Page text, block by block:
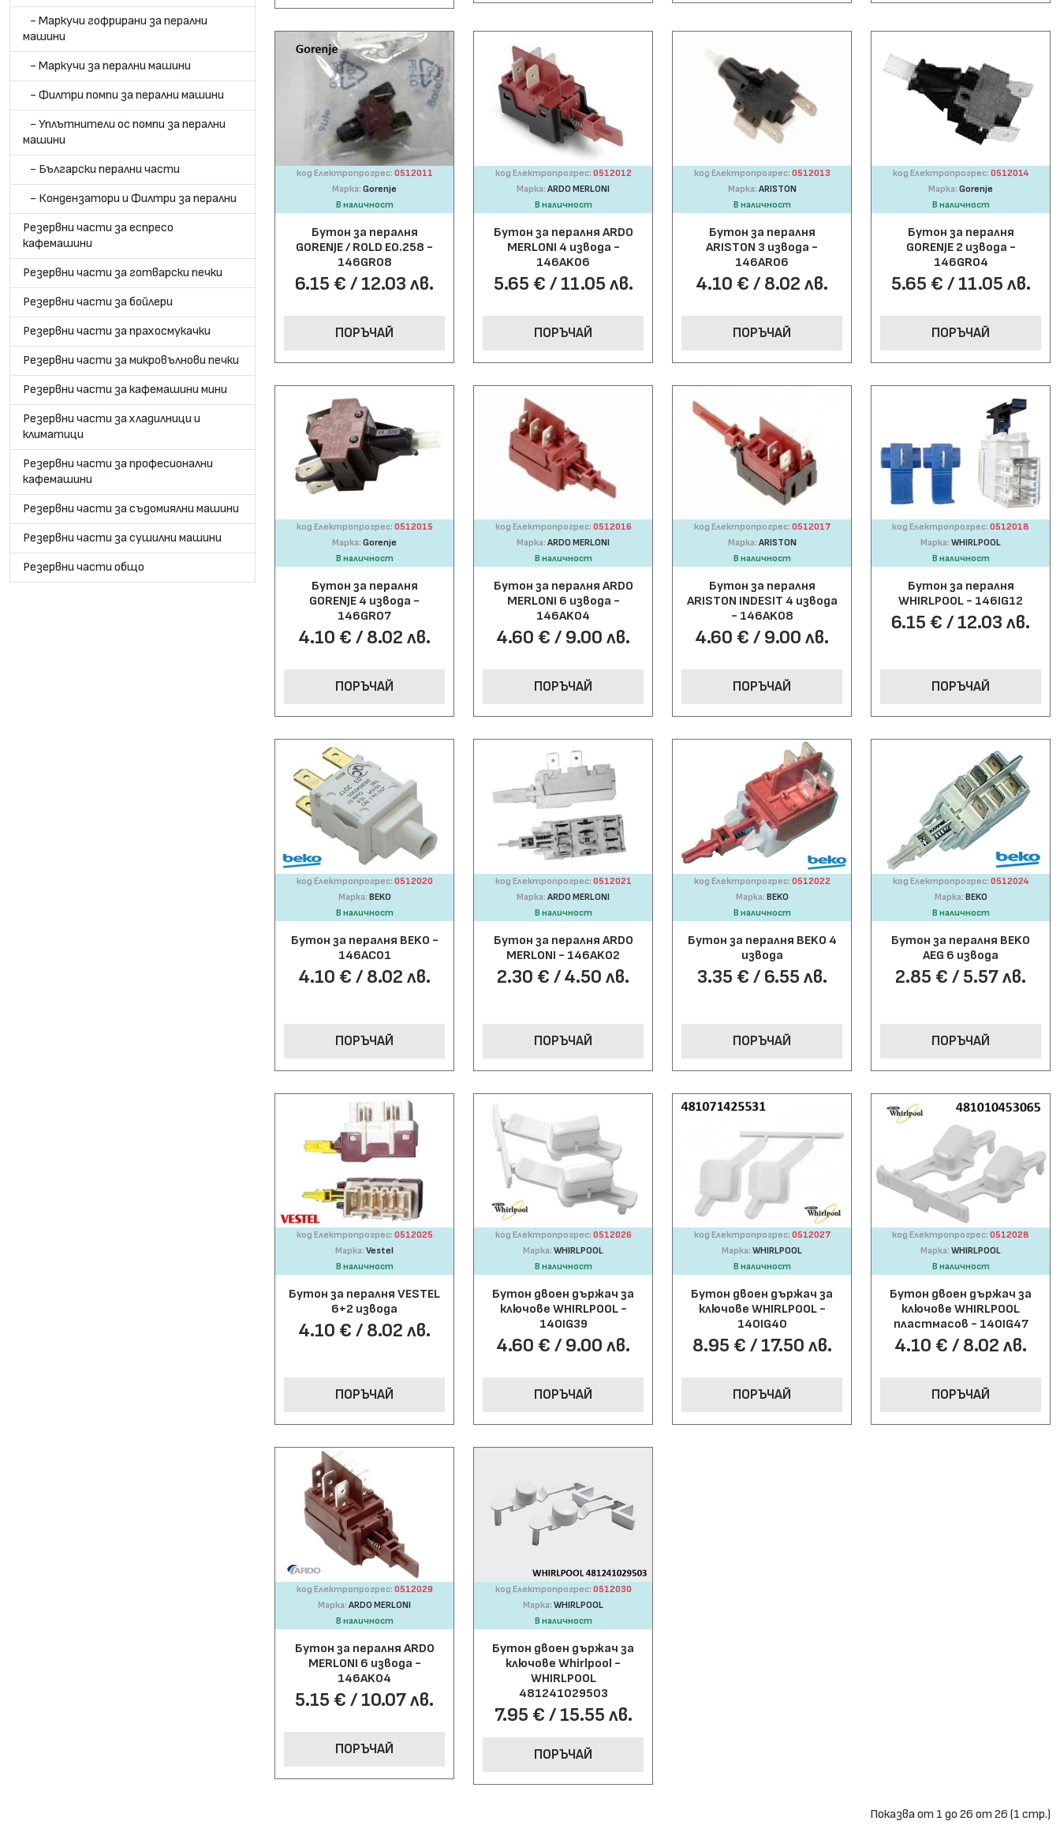
- Маркучи гофрирани за перални
машини
- Маркучи за перални машини
- Филтри помпи за перални машини
- Уплътнители ос помпи за перални
машини
- Български перални части
- Кондензатори и Филтри за перални
Резервни части за еспресо
кафемашини
Резервни части за готварски печки
Резервни части за бойлери
Резервни части за прахосмукачки
Резервни части за микровълнови печки
Резервни части за кафемашини мини
Резервни части за хладилници и
климатици
Резервни части за професионални
кафемашини
Резервни части за съдомиялни машини
Резервни части за сушилни машини
Резервни части общо
код Електропрогрес: 0512011
Марка: Gorenje
В наличност
Бутон за пералня
GORENJE / ROLD E0.258 -
146GR08
6.15 € / 12.03 лв.
ПОРЪЧАЙ
код Електропрогрес: 0512012
Марка: ARDO MERLONI
В наличност
Бутон за пералня ARDO
MERLONI 4 извода -
146AK06
5.65 € / 11.05 лв.
ПОРЪЧАЙ
код Електропрогрес: 0512013
Марка: ARISTON
В наличност
Бутон за пералня
ARISTON 3 извода -
146AR06
4.10 € / 8.02 лв.
ПОРЪЧАЙ
код Електропрогрес: 0512014
Марка: Gorenje
В наличност
Бутон за пералня
GORENJE 2 извода -
146GR04
5.65 € / 11.05 лв.
ПОРЪЧАЙ
код Електропрогрес: 0512015
Марка: Gorenje
В наличност
Бутон за пералня
GORENJE 4 извода -
146GR07
4.10 € / 8.02 лв.
ПОРЪЧАЙ
код Електропрогрес: 0512016
Марка: ARDO MERLONI
В наличност
Бутон за пералня ARDO
MERLONI 6 извода -
146AK04
4.60 € / 9.00 лв.
ПОРЪЧАЙ
код Електропрогрес: 0512017
Марка: ARISTON
В наличност
Бутон за пералня
ARISTON INDESIT 4 извода
- 146AK08
4.60 € / 9.00 лв.
ПОРЪЧАЙ
код Електропрогрес: 0512018
Марка: WHIRLPOOL
В наличност
Бутон за пералня
WHIRLPOOL - 146IG12
6.15 € / 12.03 лв.
ПОРЪЧАЙ
код Електропрогрес: 0512020
Марка: BEKO
В наличност
Бутон за пералня BEKO -
146AC01
4.10 € / 8.02 лв.
ПОРЪЧАЙ
код Електропрогрес: 0512021
Марка: ARDO MERLONI
В наличност
Бутон за пералня ARDO
MERLONI - 146АK02
2.30 € / 4.50 лв.
ПОРЪЧАЙ
код Електропрогрес: 0512022
Марка: BEKO
В наличност
Бутон за пералня BEKO 4
извода
3.35 € / 6.55 лв.
ПОРЪЧАЙ
код Електропрогрес: 0512024
Марка: BEKO
В наличност
Бутон за пералня BEKO
AEG 6 извода
2.85 € / 5.57 лв.
ПОРЪЧАЙ
код Електропрогрес: 0512025
Марка: Vestel
В наличност
Бутон за пералня VESTEL
6+2 извода
4.10 € / 8.02 лв.
ПОРЪЧАЙ
код Електропрогрес: 0512026
Марка: WHIRLPOOL
В наличност
Бутон двоен държач за
ключове WHIRLPOOL -
140IG39
4.60 € / 9.00 лв.
ПОРЪЧАЙ
код Електропрогрес: 0512027
Марка: WHIRLPOOL
В наличност
Бутон двоен държач за
ключове WHIRLPOOL -
140IG40
8.95 € / 17.50 лв.
ПОРЪЧАЙ
код Електропрогрес: 0512028
Марка: WHIRLPOOL
В наличност
Бутон двоен държач за
ключове WHIRLPOOL
пластмасов - 140IG47
4.10 € / 8.02 лв.
ПОРЪЧАЙ
код Електропрогрес: 0512029
Марка: ARDO MERLONI
В наличност
Бутон за пералня ARDO
MERLONI 6 извода -
146AK04
5.15 € / 10.07 лв.
ПОРЪЧАЙ
код Електропрогрес: 0512030
Марка: WHIRLPOOL
В наличност
Бутон двоен държач за
ключове Whirlpool -
WHIRLPOOL
481241029503
7.95 € / 15.55 лв.
ПОРЪЧАЙ
Показва от 1 до 26 от 26 (1 стр.)